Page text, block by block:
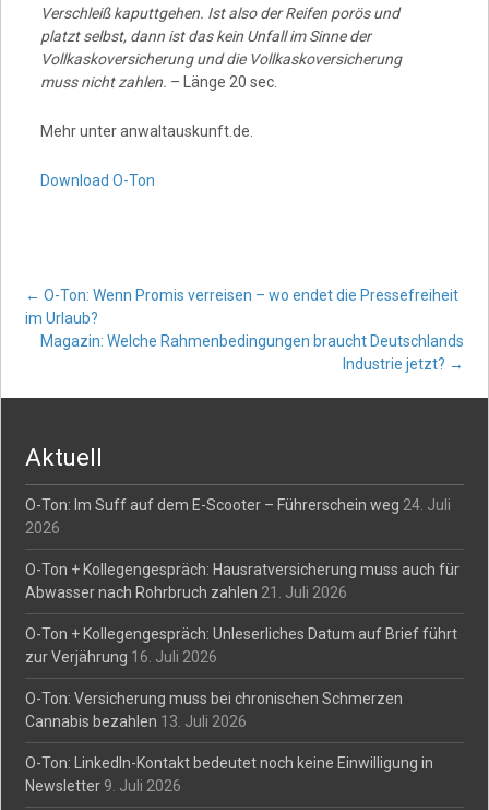
Verschleiß kaputtgehen. Ist also der Reifen porös und
platzt selbst, dann ist das kein Unfall im Sinne der
Vollkaskoversicherung und die Vollkaskoversicherung
muss nicht zahlen. – Länge 20 sec.
Mehr unter anwaltauskunft.de.
Download O-Ton
Post
navigation
← O-Ton: Wenn Promis verreisen – wo endet die Pressefreiheit
im Urlaub?
Magazin: Welche Rahmenbedingungen braucht Deutschlands
Industrie jetzt? →
Aktuell
O-Ton: Im Suff auf dem E-Scooter – Führerschein weg 24. Juli
2026
O-Ton + Kollegengespräch: Hausratversicherung muss auch für
Abwasser nach Rohrbruch zahlen 21. Juli 2026
O-Ton + Kollegengespräch: Unleserliches Datum auf Brief führt
zur Verjährung 16. Juli 2026
O-Ton: Versicherung muss bei chronischen Schmerzen
Cannabis bezahlen 13. Juli 2026
O-Ton: LinkedIn-Kontakt bedeutet noch keine Einwilligung in
Newsletter 9. Juli 2026